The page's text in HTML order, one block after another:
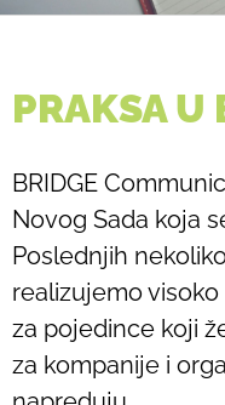
PRAKSA U
BRIDGE
Novog Sada koja
Poslednjih
realizujemo
za pojedince koji
za kompanije i